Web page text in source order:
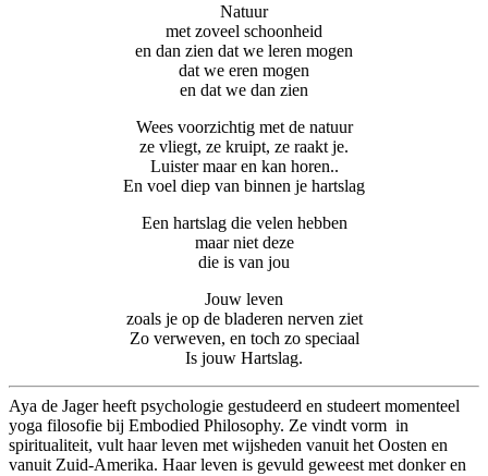
Natuur
met zoveel schoonheid
en dan zien dat we leren mogen
dat we eren mogen
en dat we dan zien
Wees voorzichtig met de natuur
ze vliegt, ze kruipt, ze raakt je.
Luister maar en kan horen..
En voel diep van binnen je hartslag
Een hartslag die velen hebben
maar niet deze
die is van jou
Jouw leven
zoals je op de bladeren nerven ziet
Zo verweven, en toch zo speciaal
Is jouw Hartslag.
Aya de Jager heeft psychologie gestudeerd en studeert momenteel
yoga filosofie bij Embodied Philosophy. Ze vindt vorm in
spiritualiteit, vult haar leven met wijsheden vanuit het Oosten en
vanuit Zuid-Amerika. Haar leven is gevuld geweest met donker en